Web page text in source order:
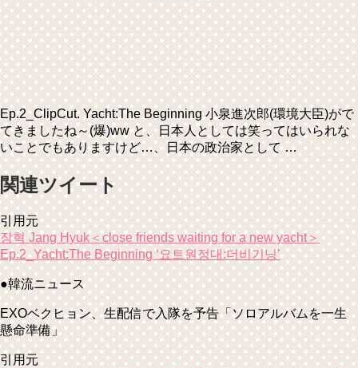
Ep.2_ClipCut. Yacht:The Beginning 小泉進次郎(環境大臣)がで
てきましたね～(爆)ww と、日本人としては笑ってはいられな
いことでもありますけど…、日本の政治家として …
関連ツイート
引用元
장혁 Jang Hyuk＜close friends waiting for a new yacht＞
Ep.2_Yacht:The Beginning ‘요트원정대:더비기닝’
●韓流ニュース
EXOベクヒョン、生配信で入隊を予告「ソロアルバムを一生
懸命準備」
引用元